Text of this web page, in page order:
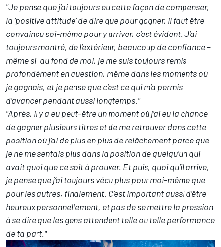
"Je pense que j’ai toujours eu cette façon de compenser,
la ‘positive attitude’ de dire que pour gagner, il faut être
convaincu soi-même pour y arriver, c’est évident. J’ai
toujours montré, de l’extérieur, beaucoup de confiance –
même si, au fond de moi, je me suis toujours remis
profondément en question, même dans les moments où
je gagnais, et je pense que c’est ce qui m’a permis
d’avancer pendant aussi longtemps."
"Après, il y a eu peut-être un moment où j’ai eu la chance
de gagner plusieurs titres et de me retrouver dans cette
position où j’ai de plus en plus de relâchement parce que
je ne me sentais plus dans la position de quelqu’un qui
avait quoi que ce soit à prouver. Et puis, quoi qu’il arrive,
je pense que j’ai toujours vécu plus pour moi-même que
pour les autres, finalement. C’est important aussi d’être
heureux personnellement, et pas de se mettre la pression
à se dire que les gens attendent telle ou telle performance
de ta part."